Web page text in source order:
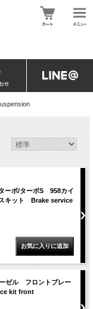
ーボ/ターボS 958カイ
キット Brake service
ゼル フロントブレー
kit front